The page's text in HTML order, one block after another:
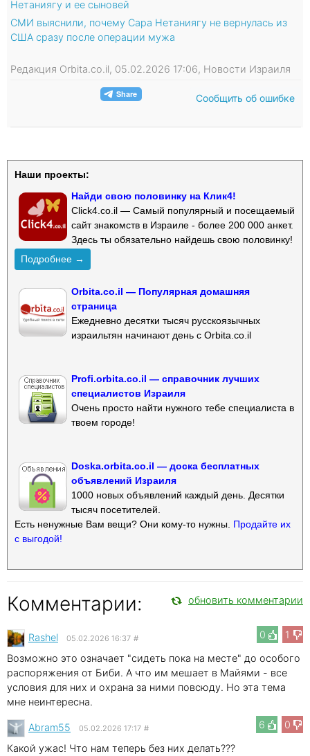
Нетаниягу и ее сыновей
СМИ выяснили, почему Сара Нетаниягу не вернулась из
США сразу после операции мужа
Редакция Orbita.co.il, 05.02.2026 17:06, Новости Израиля
Сообщить об ошибке
Наши проекты:
Найди свою половинку на Клик4!
Click4.co.il — Самый популярный и посещаемый
сайт знакомств в Израиле - более 200 000 анкет.
Здесь ты обязательно найдешь свою половинку!
Подробнее →
Orbita.co.il — Популярная домашняя
страница
Ежедневно десятки тысяч русскоязычных
израильтян начинают день с Orbita.co.il
Profi.orbita.co.il — справочник лучших
специалистов Израиля
Очень просто найти нужного тебе специалиста в
твоем городе!
Doska.orbita.co.il — доска бесплатных
объявлений Израиля
1000 новых объявлений каждый день. Десятки
тысяч посетителей.
Есть ненужные Вам вещи? Они кому-то нужны. Продайте их
с выгодой!
Комментарии: обновить комментарии
0 1
Rashel 05.02.2026 16:37 #
Возможно это означает "сидеть пока на месте" до особого
распоряжения от Биби. А что им мешает в Майями - все
условия для них и охрана за ними повсюду. Но эта тема
мне неинтересна.
6
0
Abram55 05.02.2026 17:17 #
Какой ужас! Что нам теперь без них делать???